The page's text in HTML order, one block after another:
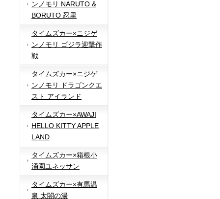
ンノモリ NARUTO &
BORUTO 忍里
タイムズカー×ニジゲ
ンノモリ ゴジラ迎撃作
戦
タイムズカー×ニジゲ
ンノモリ ドラゴンクエ
スト アイランド
タイムズカー×AWAJI
HELLO KITTY APPLE
LAND
タイムズカー×箱根小
涌園ユネッサン
タイムズカー×有馬温
泉 太閤の湯